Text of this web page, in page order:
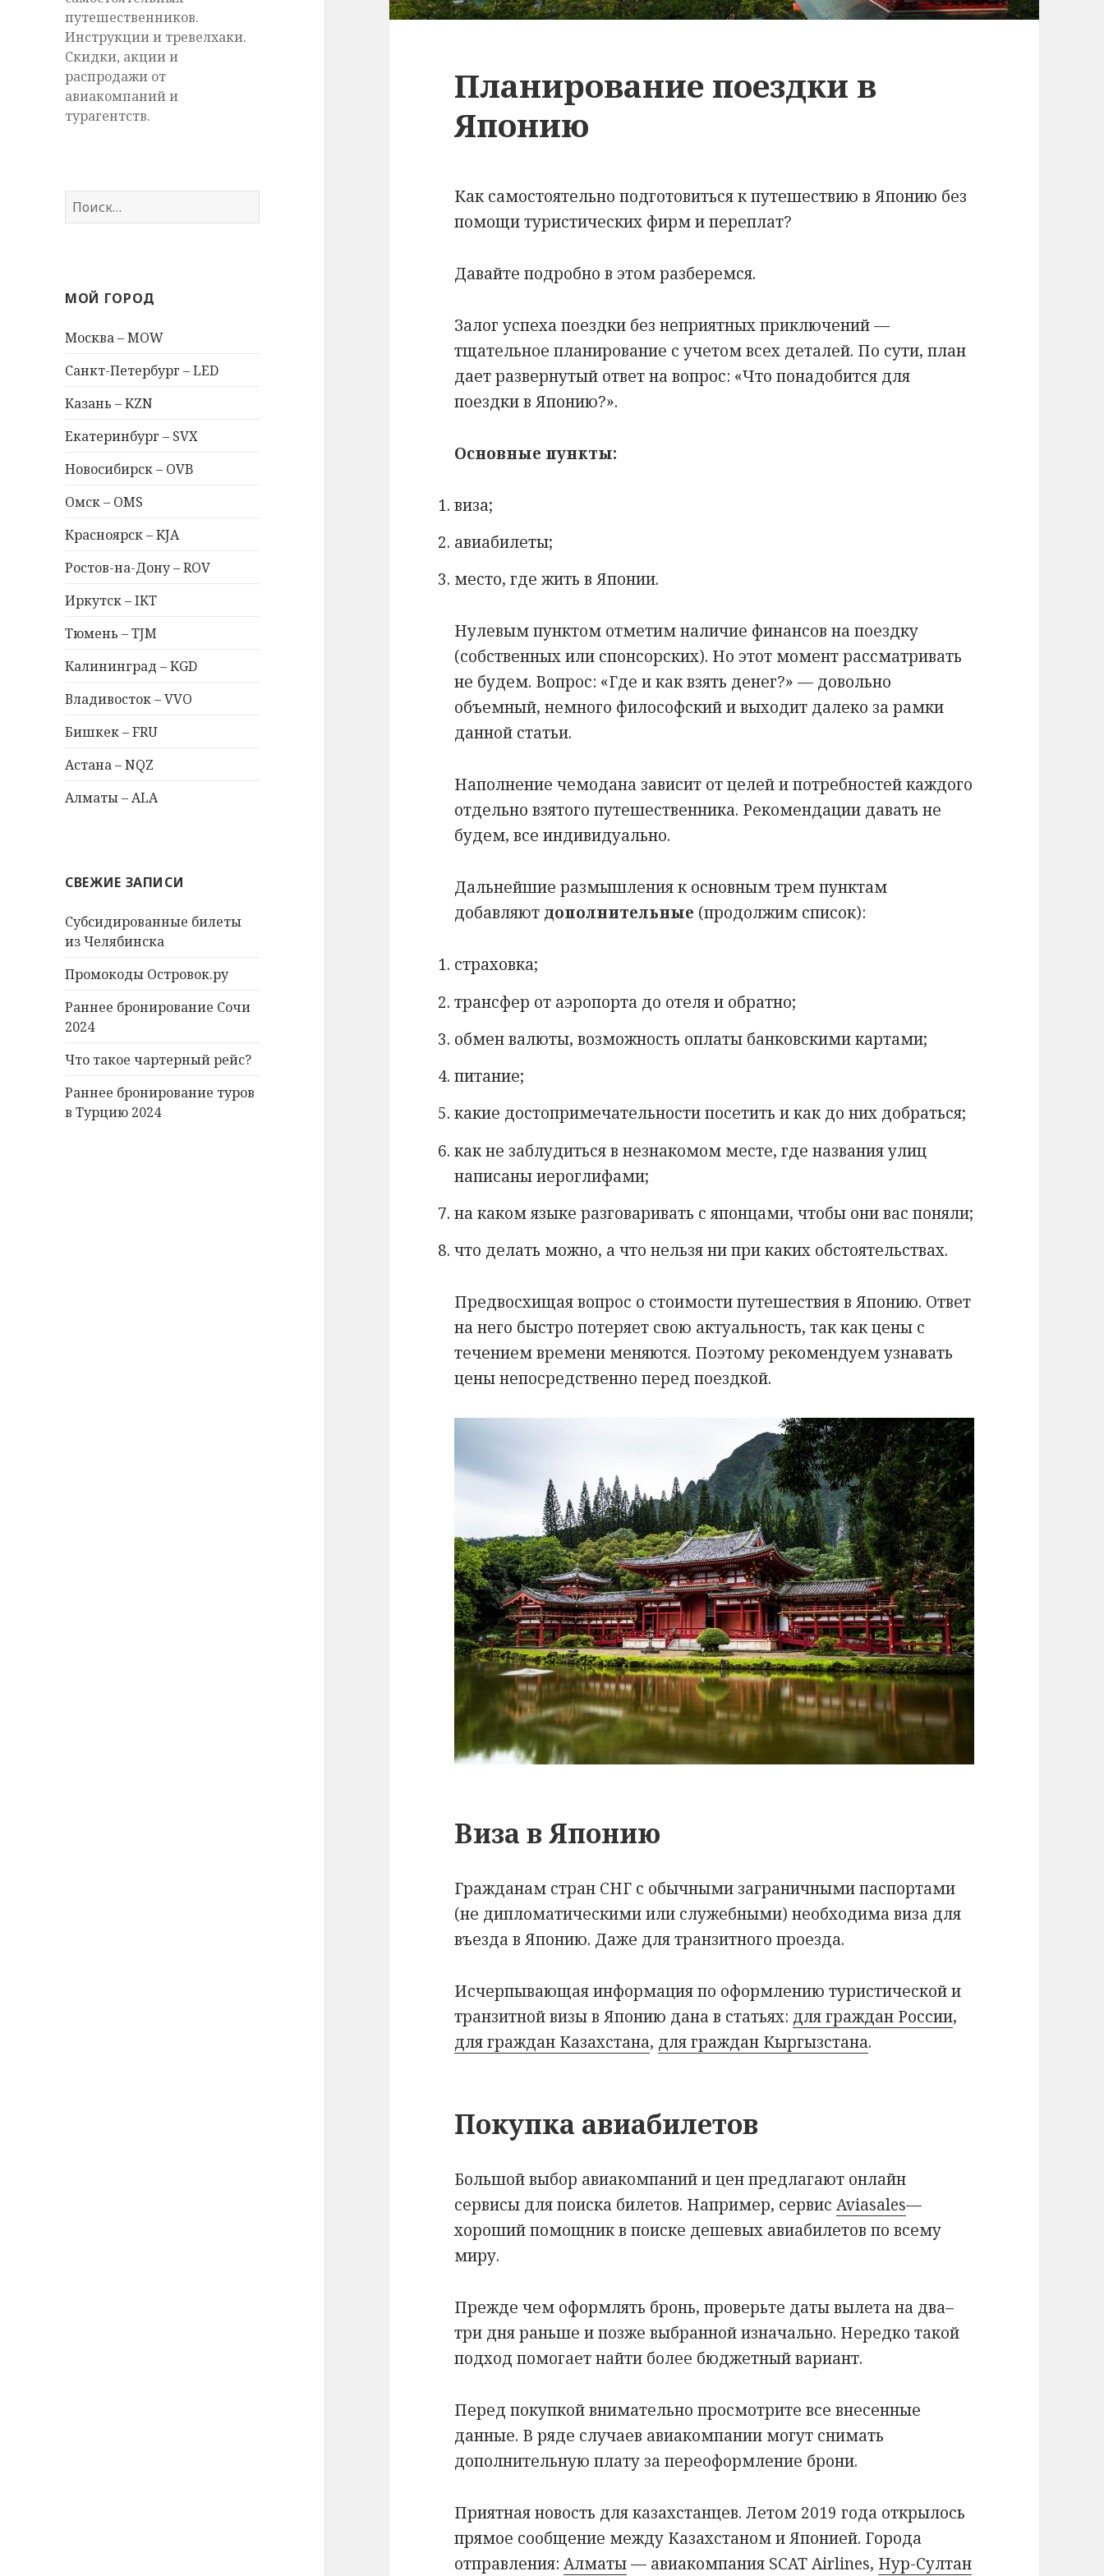
путешественников.
Инструкции и тревелхаки.
Скидки, акции и
распродажи от
авиакомпаний и
турагентств.
Найти:
МОЙ ГОРОД
Москва – MOW
Санкт-Петербург – LED
Казань – KZN
Екатеринбург – SVX
Новосибирск – OVB
Омск – OMS
Красноярск – KJA
Ростов-на-Дону – ROV
Иркутск – IKT
Тюмень – TJM
Калининград – KGD
Владивосток – VVO
Бишкек – FRU
Астана – NQZ
Алматы – ALA
СВЕЖИЕ ЗАПИСИ
Субсидированные билеты
из Челябинска
Промокоды Островок.ру
Раннее бронирование Сочи
2024
Что такое чартерный рейс?
Раннее бронирование туров
в Турцию 2024
Планирование поездки в
Японию
Как самостоятельно подготовиться к путешествию в Японию без
помощи туристических фирм и переплат?
Давайте подробно в этом разберемся.
Залог успеха поездки без неприятных приключений —
тщательное планирование с учетом всех деталей. По сути, план
дает развернутый ответ на вопрос: «Что понадобится для
поездки в Японию?».
Основные пункты:
виза;
авиабилеты;
место, где жить в Японии.
Нулевым пунктом отметим наличие финансов на поездку
(собственных или спонсорских). Но этот момент рассматривать
не будем. Вопрос: «Где и как взять денег?» — довольно
объемный, немного философский и выходит далеко за рамки
данной статьи.
Наполнение чемодана зависит от целей и потребностей каждого
отдельно взятого путешественника. Рекомендации давать не
будем, все индивидуально.
Дальнейшие размышления к основным трем пунктам
добавляют дополнительные (продолжим список):
страховка;
трансфер от аэропорта до отеля и обратно;
обмен валюты, возможность оплаты банковскими картами;
питание;
какие достопримечательности посетить и как до них добраться;
как не заблудиться в незнакомом месте, где названия улиц
написаны иероглифами;
на каком языке разговаривать с японцами, чтобы они вас поняли;
что делать можно, а что нельзя ни при каких обстоятельствах.
Предвосхищая вопрос о стоимости путешествия в Японию. Ответ
на него быстро потеряет свою актуальность, так как цены с
течением времени меняются. Поэтому рекомендуем узнавать
цены непосредственно перед поездкой.
Виза в Японию
Гражданам стран СНГ с обычными заграничными паспортами
(не дипломатическими или служебными) необходима виза для
въезда в Японию. Даже для транзитного проезда.
Исчерпывающая информация по оформлению туристической и
транзитной визы в Японию дана в статьях: для граждан России,
для граждан Казахстана, для граждан Кыргызстана.
Покупка авиабилетов
Большой выбор авиакомпаний и цен предлагают онлайн
сервисы для поиска билетов. Например, сервисAviasales—
хороший помощник в поиске дешевых авиабилетов по всему
миру.
Прежде чем оформлять бронь, проверьте даты вылета на два–
три дня раньше и позже выбранной изначально. Нередко такой
подход помогает найти более бюджетный вариант.
Перед покупкой внимательно просмотрите все внесенные
данные. В ряде случаев авиакомпании могут снимать
дополнительную плату за переоформление брони.
Приятная новость для казахстанцев. Летом 2019 года открылось
прямое сообщение между Казахстаном и Японией. Города
отправления:Алматы— авиакомпания SCAT Airlines, Нур-Султан